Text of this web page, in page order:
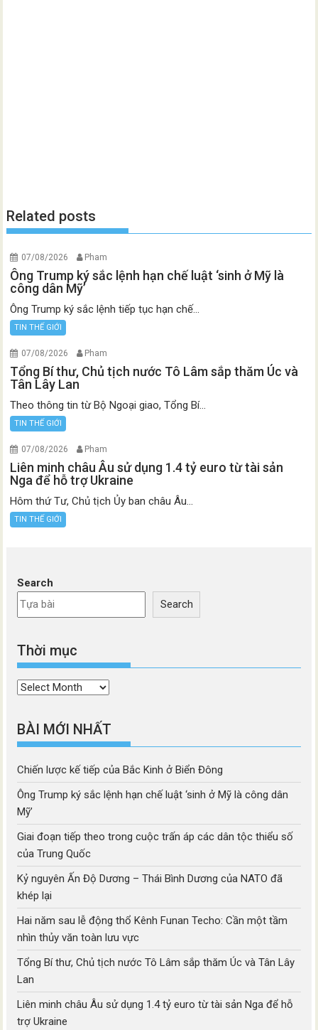
Related posts
07/08/2026 Pham
Ông Trump ký sắc lệnh hạn chế luật ‘sinh ở Mỹ là
công dân Mỹ’
Ông Trump ký sắc lệnh tiếp tục hạn chế...
TIN THẾ GIỚI
07/08/2026 Pham
Tổng Bí thư, Chủ tịch nước Tô Lâm sắp thăm Úc và
Tân Lây Lan
Theo thông tin từ Bộ Ngoại giao, Tổng Bí...
TIN THẾ GIỚI
07/08/2026 Pham
Liên minh châu Âu sử dụng 1.4 tỷ euro từ tài sản
Nga để hỗ trợ Ukraine
Hôm thứ Tư, Chủ tịch Ủy ban châu Âu...
TIN THẾ GIỚI
Search
Search
Thời mục
Thời
BÀI MỚI NHẤT
Chiến lược kế tiếp của Bắc Kinh ở Biển Đông
Ông Trump ký sắc lệnh hạn chế luật ‘sinh ở Mỹ là công dân
Mỹ’
Giai đoạn tiếp theo trong cuộc trấn áp các dân tộc thiểu số
của Trung Quốc
Kỷ nguyên Ấn Độ Dương – Thái Bình Dương của NATO đã
khép lại
Hai năm sau lễ động thổ Kênh Funan Techo: Cần một tầm
nhìn thủy văn toàn lưu vực
Tổng Bí thư, Chủ tịch nước Tô Lâm sắp thăm Úc và Tân Lây
Lan
Liên minh châu Âu sử dụng 1.4 tỷ euro từ tài sản Nga để hỗ
trợ Ukraine